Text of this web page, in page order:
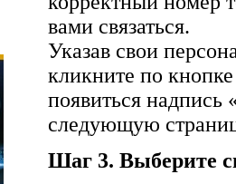
вами связаться.
Указав свои
кликните по
появиться
следующую
Шаг 3. Выберите